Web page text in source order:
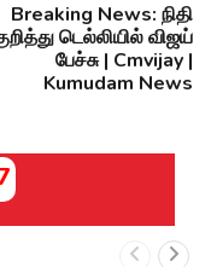
Breaking News: நிதி
டெல்லியில் விஜய்
பேச்சு | Cmvijay |
Kumudam News